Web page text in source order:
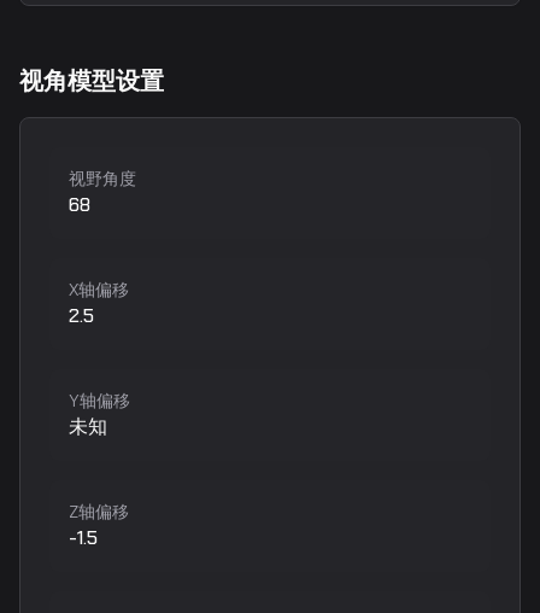
视角模型设置
视野角度
68
X轴偏移
2.5
Y轴偏移
未知
Z轴偏移
-1.5